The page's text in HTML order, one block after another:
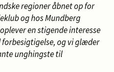
regioner åbnet op for
og hos Mundberg
en stigende interesse
og vi glæder
unghingste til